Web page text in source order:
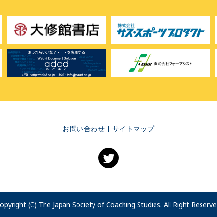
お問い合わせ サイトマップ
(C) The Japan Society of Coaching Studies. All Right